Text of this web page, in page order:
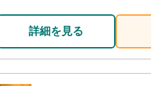
詳細を見る